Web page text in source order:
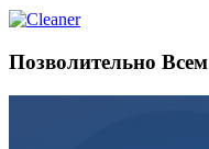
Позволительно Всем